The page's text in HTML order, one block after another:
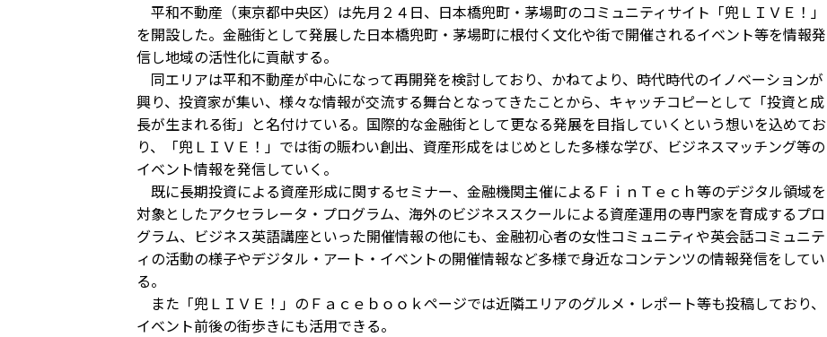
平和不動産（東京都中央区）は先月２４日、日本橋兜町・茅場町のコミュニティサイト「兜ＬＩＶＥ！」
を開設した。金融街として発展した日本橋兜町・茅場町に根付く文化や街で開催されるイベント等を情報発
信し地域の活性化に貢献する。
同エリアは平和不動産が中心になって再開発を検討しており、かねてより、時代時代のイノベーションが
興り、投資家が集い、様々な情報が交流する舞台となってきたことから、キャッチコピーとして「投資と成
長が生まれる街」と名付けている。国際的な金融街として更なる発展を目指していくという想いを込めてお
り、「兜ＬＩＶＥ！」では街の賑わい創出、資産形成をはじめとした多様な学び、ビジネスマッチング等の
イベント情報を発信していく。
既に長期投資による資産形成に関するセミナー、金融機関主催によるＦｉｎＴｅｃｈ等のデジタル領域を
対象としたアクセラレータ・プログラム、海外のビジネススクールによる資産運用の専門家を育成するプロ
グラム、ビジネス英語講座といった開催情報の他にも、金融初心者の女性コミュニティや英会話コミュニテ
ィの活動の様子やデジタル・アート・イベントの開催情報など多様で身近なコンテンツの情報発信をしてい
る。
また「兜ＬＩＶＥ！」のＦａｃｅｂｏｏｋページでは近隣エリアのグルメ・レポート等も投稿しており、
イベント前後の街歩きにも活用できる。